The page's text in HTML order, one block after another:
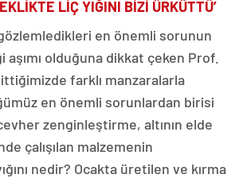
LİÇ YIĞINI BİZİ ÜRKÜTTÜ’
en önemli sorunun
aşımı olduğuna dikkat çeken Prof.
farklı manzaralarla
en önemli sorunlardan birisi
cevher zenginleştirme, altının elde
çalışılan malzemenin
nedir? Ocakta üretilen ve kırma